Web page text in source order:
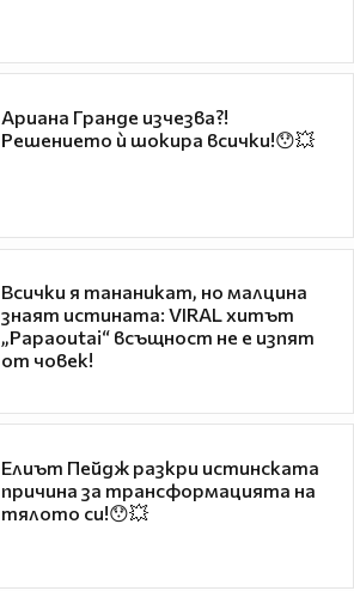
Ариана Гранде изчезва?!
Решението ѝ шокира всички!😯💥
Всички я тананикат, но малцина
знаят истината: VIRAL хитът
„Papaoutai“ всъщност не е изпят
от човек!
Елиът Пейдж разкри истинската
причина за трансформацията на
тялото си!😯💥